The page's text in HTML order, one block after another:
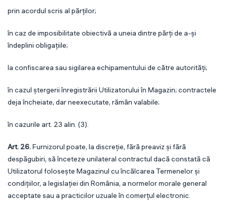
prin acordul scris al părților;
în caz de imposibilitate obiectivă a uneia dintre părți de a-și
îndeplini obligațiile;
la confiscarea sau sigilarea echipamentului de către autorități;
în cazul ștergerii înregistrării Utilizatorului în Magazin; contractele
deja încheiate, dar neexecutate, rămân valabile;
în cazurile art. 23 alin. (3).
Art. 26.Furnizorul poate, la discreție, fără preaviz și fără
despăgubiri, să înceteze unilateral contractul dacă constată că
Utilizatorul folosește Magazinul cu încălcarea Termenelor și
condițiilor, a legislației din România, a normelor morale general
acceptate sau a practicilor uzuale în comerțul electronic.